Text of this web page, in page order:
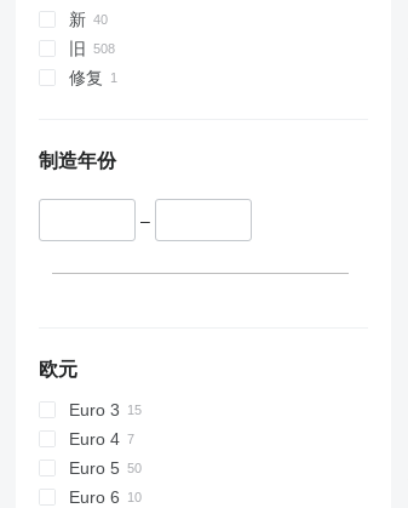
新
旧
修复
制造年份
–
欧元
Euro 3
Euro 4
Euro 5
Euro 6